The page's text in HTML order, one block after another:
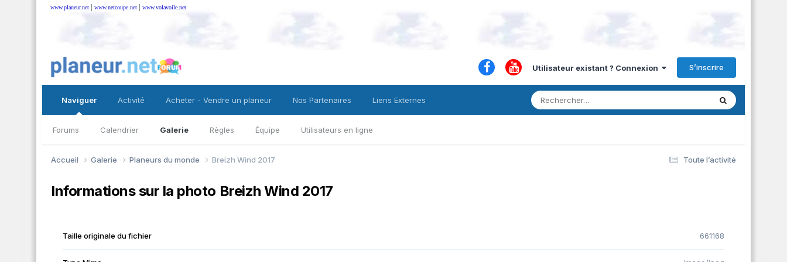
www.planeur.net | www.netcoupe.net | www.volavoile.net
Utilisateur existant ? Connexion S’inscrire
Naviguer
Forums Calendrier Galerie Règles Équipe Utilisateurs en ligne
Activité Acheter - Vendre un planeur Nos Partenaires Liens Externes
Toute l’activité
Accueil Galerie Planeurs du monde Breizh Wind 2017
Informations sur la photo Breizh Wind 2017
Taille originale du fichier 661168